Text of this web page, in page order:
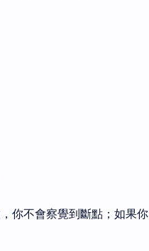
你不會察覺到斷點；如果你